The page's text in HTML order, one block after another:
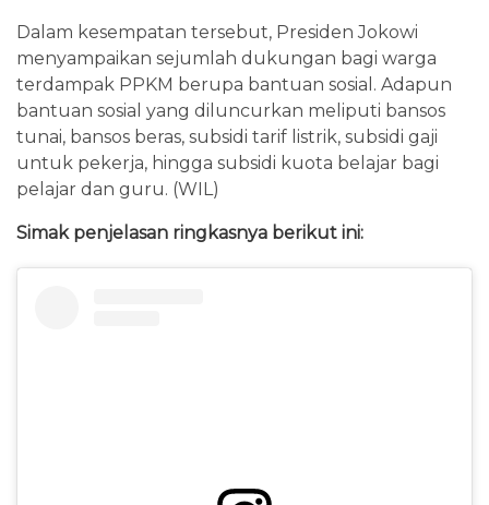
Dalam kesempatan tersebut, Presiden Jokowi
menyampaikan sejumlah dukungan bagi warga
terdampak PPKM berupa bantuan sosial. Adapun
bantuan sosial yang diluncurkan meliputi bansos
tunai, bansos beras, subsidi tarif listrik, subsidi gaji
untuk pekerja, hingga subsidi kuota belajar bagi
pelajar dan guru. (WIL)
Simak penjelasan ringkasnya berikut ini: